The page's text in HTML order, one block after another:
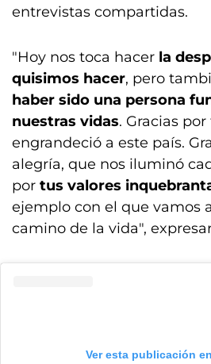
entrevistas compartidas.
"Hoy nos toca hacer la
quisimos hacer, pero
haber sido una persona
nuestras vidas. Gracias
engrandeció a este país.
alegría, que nos iluminó
por tus valores
ejemplo con el que vamos
camino de la vida",
Ver esta publicación